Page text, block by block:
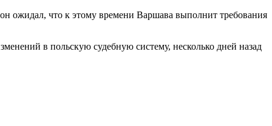
ожидал, что к этому времени Варшава выполнит требования
в польскую судебную систему, несколько дней назад